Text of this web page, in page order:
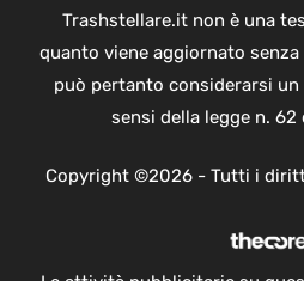
Trashstellare.it non è una
quanto viene aggiornato
può pertanto considerarsi
sensi della legge n. 62
Copyright ©2026 - Tutti i